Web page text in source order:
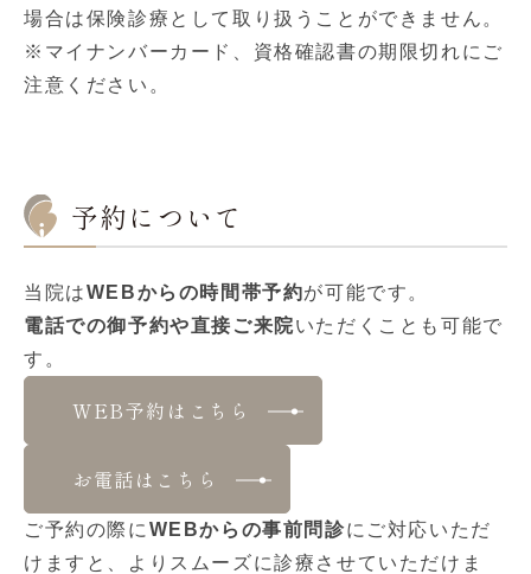
場合は保険診療として取り扱うことができません。
※マイナンバーカード、資格確認書の期限切れにご
注意ください。
予約について
当院はWEBからの時間帯予約が可能です。
電話での御予約や直接ご来院いただくことも可能で
す。
WEB予約はこちら
お電話はこちら
ご予約の際に WEBからの事前問診にご対応いただ
けますと、よりスムーズに診療させていただけま